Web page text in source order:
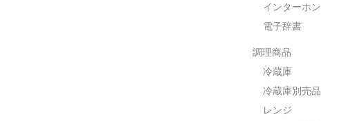
インターホン
電子辞書
調理商品
冷蔵庫
冷蔵庫別売品
レンジ